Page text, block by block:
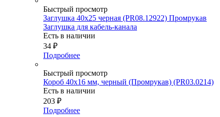
Быстрый просмотр
Заглушка 40х25 черная (PR08.12922) Промрукав
Заглушка для кабель-канала
Есть в наличии
34 ₽
Подробнее
Быстрый просмотр
Короб 40х16 мм, черный (Промрукав) (PR03.0214)
Есть в наличии
203 ₽
Подробнее